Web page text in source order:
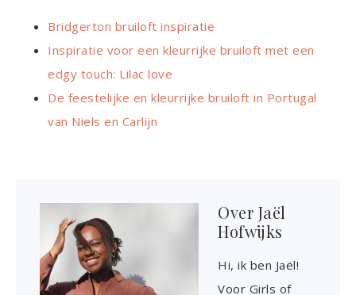
Bridgerton bruiloft inspiratie
Inspiratie voor een kleurrijke bruiloft met een
edgy touch: Lilac love
De feestelijke en kleurrijke bruiloft in Portugal
van Niels en Carlijn
Over Jaël
Hofwijks
Hi, ik ben Jaël!
Voor Girls of